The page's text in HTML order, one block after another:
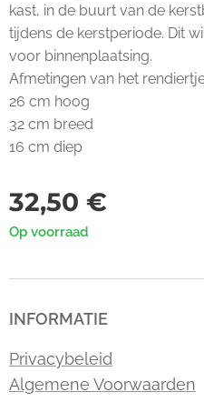
kast, in de buurt van de
tijdens de kerstperiode. Dit
voor binnenplaatsing.
Afmetingen van het
26 cm hoog
32 cm breed
16 cm diep
32,50 €
Op voorraad
INFORMATIE
Privacybeleid
Algemene Voorwaarden